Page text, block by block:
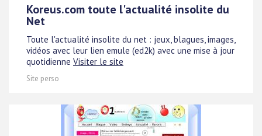
Koreus.com toute l'actualité insolite du
Net
Toute l'actualité insolite du net : jeux, blagues, images,
vidéos avec leur lien emule (ed2k) avec une mise à jour
quotidienne Visiter le site
Site perso